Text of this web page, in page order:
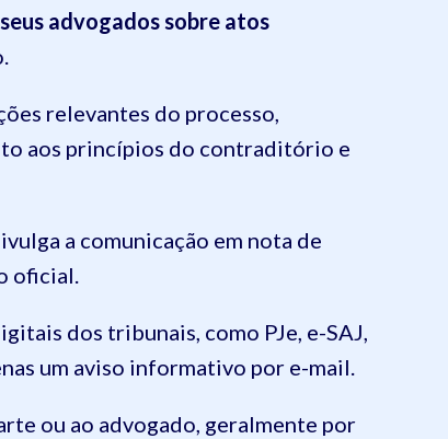
advogados sobre atos
relevantes do processo,
aos princípios do contraditório e
a comunicação em nota de
oficial.
dos tribunais, como PJe, e-SAJ,
um aviso informativo por e-mail.
ou ao advogado, geralmente por